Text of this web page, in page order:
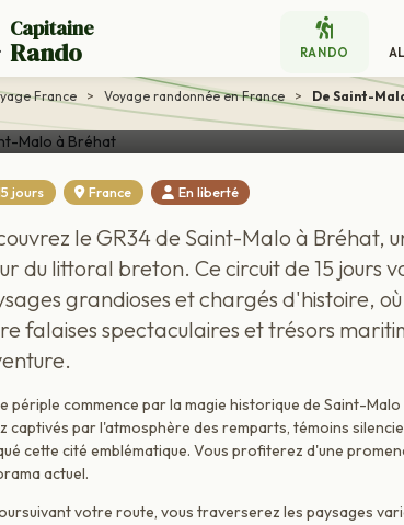
Capitaine
Rando RANDO
France > Voyage randonnée en France > De Saint-
France
Saint-Malo à Bréhat
jours France En liberté
le GR34 de Saint-Malo à Bréhat,
du littoral breton. Ce circuit de 15 jours
grandioses et chargés d'histoire,
falaises spectaculaires et trésors
périple commence par la magie historique de Saint-
captivés par l'atmosphère des remparts, témoins
cette cité emblématique. Vous profiterez d'une
actuel.
votre route, vous traverserez les paysages